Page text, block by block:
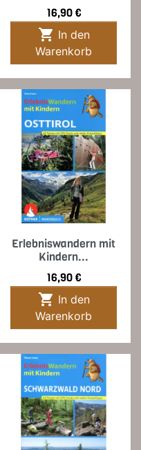
Preis
16,90 €

Warenkorb
Erlebniswandern mit
Kindern...
Preis
16,90 €

Warenkorb